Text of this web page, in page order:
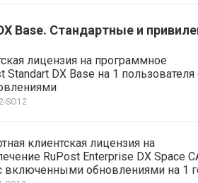
Base. Стандартные и
лицензия на программное
Standart DX Base на 1 пользователя
SO12
клиентская лицензия на
RuPost Enterprise DX Space
включенными обновлениями на 1